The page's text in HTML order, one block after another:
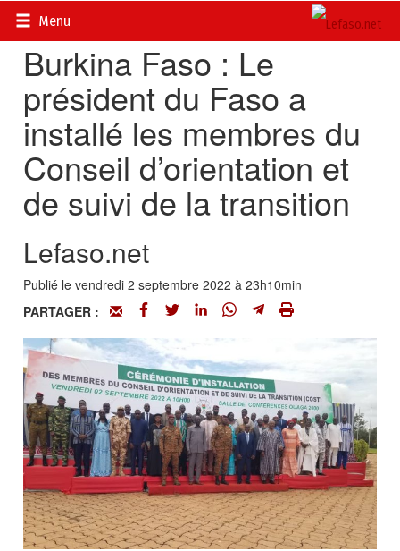
Menu
Accueil>
Burkina Faso : Le
président du Faso a
installé les membres du
Conseil d’orientation et
de suivi de la transition
Lefaso.net
Publié le vendredi 2 septembre 2022 à 23h10min
PARTAGER :